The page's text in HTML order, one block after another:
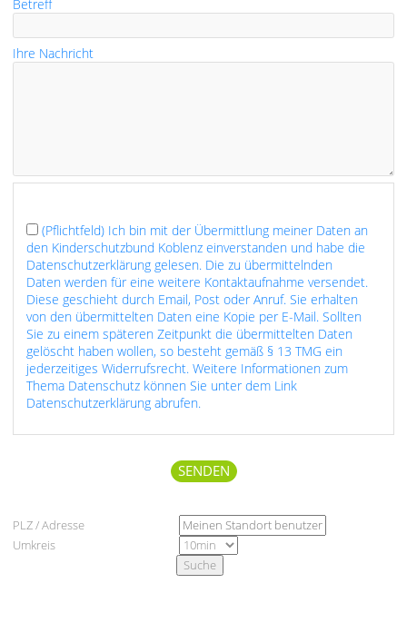
Betreff
Ihre Nachricht
(Pflichtfeld) Ich bin mit der Übermittlung meiner Daten an
den Kinderschutzbund Koblenz einverstanden und habe die
Datenschutzerklärung gelesen. Die zu übermittelnden
Daten werden für eine weitere Kontaktaufnahme versendet.
Diese geschieht durch Email, Post oder Anruf. Sie erhalten
von den übermittelten Daten eine Kopie per E-Mail. Sollten
Sie zu einem späteren Zeitpunkt die übermittelten Daten
gelöscht haben wollen, so besteht gemäß § 13 TMG ein
jederzeitiges Widerrufsrecht. Weitere Informationen zum
Thema Datenschutz können Sie unter dem Link
Datenschutzerklärung abrufen.
PLZ / Adresse
Umkreis